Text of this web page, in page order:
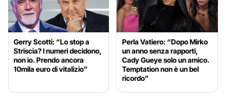
Gerry Scotti: “Lo stop a
Striscia? I numeri decidono,
non io. Prendo ancora
10mila euro di vitalizio”
Perla Vatiero: “Dopo Mirko
un anno senza rapporti,
Cady Gueye solo un amico.
Temptation non è un bel
ricordo”